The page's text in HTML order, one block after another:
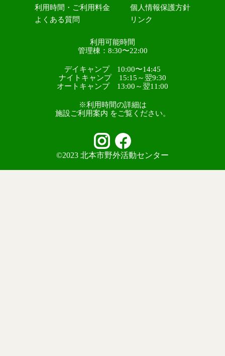
利用時間・ご利用料金
よくある質問
個人情報保護方針
リンク
利用可能時間
管理棟：8:30〜22:00
デイキャンプ 10:00〜14:45
ナイトキャンプ 15:15～翌9:30
オートキャンプ 13:00～翌11:00
※利用時間の詳細は
施設ご利用案内 をご覧ください。
©2023 北本市野外活動センター